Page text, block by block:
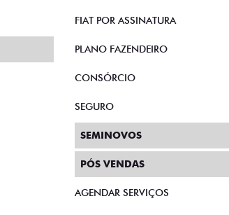
FIAT POR ASSINATURA
PLANO FAZENDEIRO
CONSÓRCIO
SEGURO
SEMINOVOS
PÓS VENDAS
AGENDAR SERVIÇOS